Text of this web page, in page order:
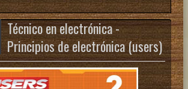
Técnico en electrónica -
Principios de electrónica (users)